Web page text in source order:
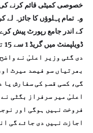
خصوصی کمیٹی قائم کرنے
وہ تمام پہلوؤں کا جائزہ لے
کے اندر جامع رپورٹ پیش
دی گئی وزیر اعلیٰ نے
بھرتیاں سو فیصد میرٹ
گی، کسی قسم کی سفارش یا
اعلیٰ میر سرفراز بگٹی
فروخت نہیں ہوگی اور
اجازت نہیں دی جائے گی